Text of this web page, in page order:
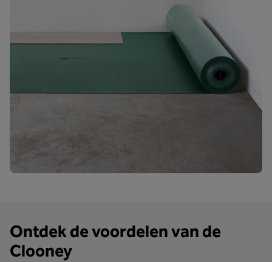
Ontdek de voordelen van de
Clooney